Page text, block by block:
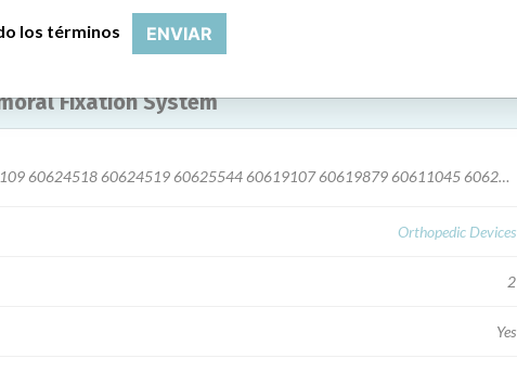
Fixation System
60611049 60624520 60619105 60619109 60624518 60624519 60625544 60619107 60619879 60611045 60624521 60625511 60625536 60625542 60582204 60619887 60657047 60646266 60657046 60657070 60657071 60657072 60632725 60657051 60657073 60657083 60657075 60657078 60657088 60625545 60646267 60657049 60657052 60657077 60657079 60657087 60657084 60668304 60668305 60582089 60674430 60674431 60685115 60714886 60714872 60714893 60714875 60714897 60714851 60714890 60714892 60714850 60714877 60714896 60714891 60714894 60763218 60763232 60763219 60763220 60763221 60763226 60763230 60763234 60763223 60763227 60763229 60763222 60763224 60763225 60763231 60763233 60714895 60763228 60803587 60803589 60803591 60803592 60803593 60807853 60807854 60803588 60803590 60807855 60803586 60807868 60815019 60820809 60841203 60820796 60807857 60820798 60820801 60807858 60807859 60807861 60807856 60815017 60807865 60820810 60820807 60868474 60868478 60874089 60874093 60874097 60877491 60868477 60885177 60885178 60885180 60885182 60885175 60885179 60885185 60885184 60902841 60905697 60902842 60902843 60911345 60911346 60911348 60911350 60931165 60931166 60911349 60931164 60938423 60944574 60931167 60931168 60944606 60932394 60944525 60938427 60944551 60968742 60959978 60969382 60972805 60972806 60968739 60968744 60988403 60988405 60962160 60988402 60988407 60988408 60988404 60998291 60998292 61020344 61030741 61020343 61030740 61037492 61030742 61037493 61037494 61048120 61048117 61048116 61048119 61048115 61048121 61027553 61048118 61027552 61076085 61076086 61086854 61086857 61079836 61079834 61092273 61092280 61101553 61092247 61092249 61092258 61092281 61092283 61101552 61101554 61103203 61103208 61101551 61103202 61103204 61103206 61103207 61108242 61108243 61108244 61115872 61114143 61118976 61140178 61162614 61162616 61162617 61162615 61169420 61198462 61264756 61269944 61198455 61162618 61179754 61179757 61198458 61198460 61198461 61209574 61198456 61209572 61209573 61198457 61264754 61269949 61264753 61198459 61286925 61288126 61294831 61246085 61264748 61286923 61286928 61294832 61294833 61304496 61264749 61264750 61286930 61326116 61264752 61264751 61294834 61341158 61352935 61294835 61352934 61352936 61359996 61359995 61359994 61420344 61420343 61412173 61375175 61436467 61377328 61377330 61379892 61402004 61402005 61402007 61440257 61440688 61375177 61437988 61440689 61457772 61379890 61379891 61437989 61463554 61463555 61440690 61453112 61464380 61457773 61464381 61453111 61463557 61464379 61408293 61473803 61512406 61523582 61523859 61529230 61538716 61542608 61542610 61542611 61558660 61558661 61565485 61565484 61565488 61565486 61565487 61565489 61585377 61578712 61584969 61590989 61590993 61590994 61602063 61613172 61602064 61621833 61628735 61621843 61635176 61621834 61621838 61621842 61640885 61640886 61640887 61700444 61682532 61682545 61672121 61682542 61682544 61682546 61717286 61714071 61719312 61746531 61719308 61719314 61752596 61752594 61752599 61752602 61753041 61761524 61682547 61753042 61753043 61756193 61853082 61870425 61888704 61902191 61990140 62271890 62271887
Orthopedic Devices
2
Yes
los términos ENVIAR